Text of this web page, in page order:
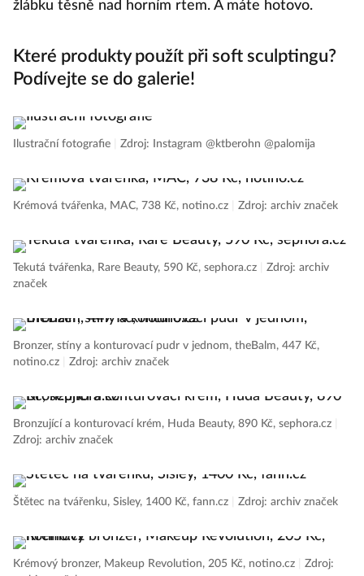
žlábku těsně nad horním rtem. A máte hotovo.
Které produkty použít při soft sculptingu?
Podívejte se do galerie!
Ilustrační fotografie Zdroj: Instagram @ktberohn @palomija
Krémová tvářenka, MAC, 738 Kč, notino.cz Zdroj: archiv značek
Tekutá tvářenka, Rare Beauty, 590 Kč, sephora.cz
Zdroj: archiv
značek
Bronzer, stíny a konturovací pudr v jednom, theBalm, 447 Kč,
notino.cz
Zdroj: archiv značek
Bronzující a konturovací krém, Huda Beauty, 890 Kč, sephora.cz
Zdroj: archiv značek
Štětec na tvářenku, Sisley, 1400 Kč, fann.cz Zdroj: archiv značek
Krémový bronzer, Makeup Revolution, 205 Kč, notino.cz
Zdroj: